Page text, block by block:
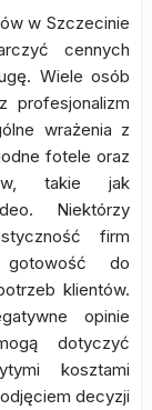
w Szczecinie
cennych
Wiele osób
profesjonalizm
wrażenia z
fotele oraz
takie jak
Niektórzy
firm
do
klientów.
opinie
dotyczyć
kosztami
decyzji